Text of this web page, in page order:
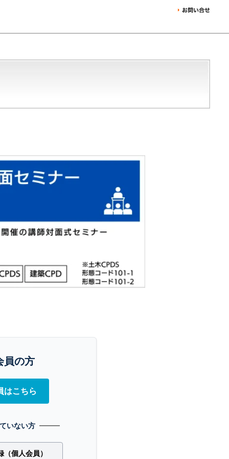
員の方
はこちら
いない方
個人会員）